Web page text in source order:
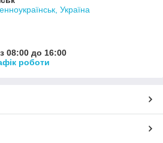
Україна
08:00 до 16:00
роботи